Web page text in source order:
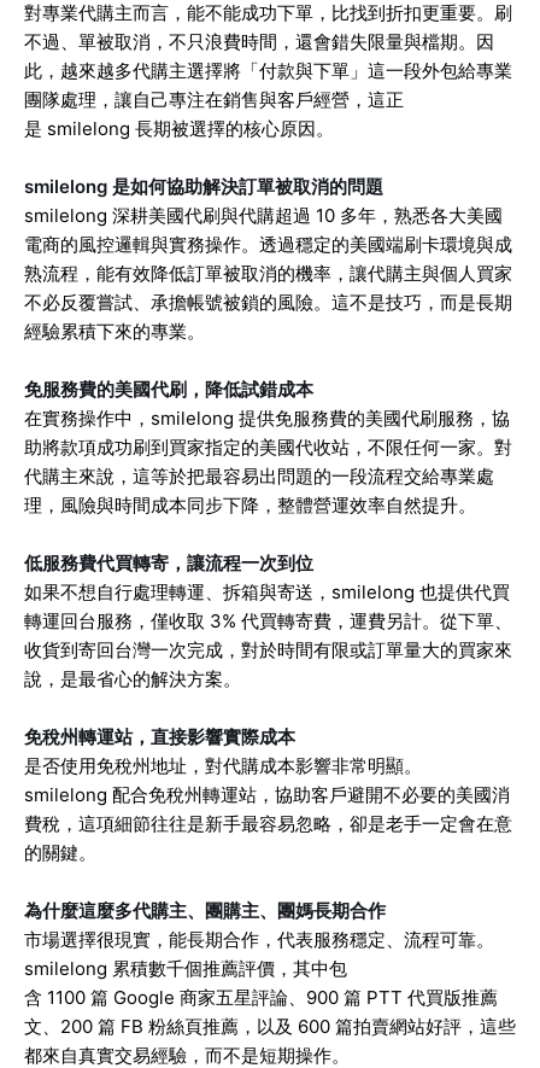
對專業代購主而言，能不能成功下單，比找到折扣更重要。刷
不過、單被取消，不只浪費時間，還會錯失限量與檔期。因
此，越來越多代購主選擇將「付款與下單」這一段外包給專業
團隊處理，讓自己專注在銷售與客戶經營，這正
是 smilelong 長期被選擇的核心原因。
smilelong 是如何協助解決訂單被取消的問題
smilelong 深耕美國代刷與代購超過 10 多年，熟悉各大美國
電商的風控邏輯與實務操作。透過穩定的美國端刷卡環境與成
熟流程，能有效降低訂單被取消的機率，讓代購主與個人買家
不必反覆嘗試、承擔帳號被鎖的風險。這不是技巧，而是長期
經驗累積下來的專業。
免服務費的美國代刷，降低試錯成本
在實務操作中，smilelong 提供免服務費的美國代刷服務，協
助將款項成功刷到買家指定的美國代收站，不限任何一家。對
代購主來說，這等於把最容易出問題的一段流程交給專業處
理，風險與時間成本同步下降，整體營運效率自然提升。
低服務費代買轉寄，讓流程一次到位
如果不想自行處理轉運、拆箱與寄送，smilelong 也提供代買
轉運回台服務，僅收取 3% 代買轉寄費，運費另計。從下單、
收貨到寄回台灣一次完成，對於時間有限或訂單量大的買家來
說，是最省心的解決方案。
免稅州轉運站，直接影響實際成本
是否使用免稅州地址，對代購成本影響非常明顯。
smilelong 配合免稅州轉運站，協助客戶避開不必要的美國消
費稅，這項細節往往是新手最容易忽略，卻是老手一定會在意
的關鍵。
為什麼這麼多代購主、團購主、團媽長期合作
市場選擇很現實，能長期合作，代表服務穩定、流程可靠。
smilelong 累積數千個推薦評價，其中包
含 1100 篇 Google 商家五星評論、900 篇 PTT 代買版推薦
文、200 篇 FB 粉絲頁推薦，以及 600 篇拍賣網站好評，這些
都來自真實交易經驗，而不是短期操作。